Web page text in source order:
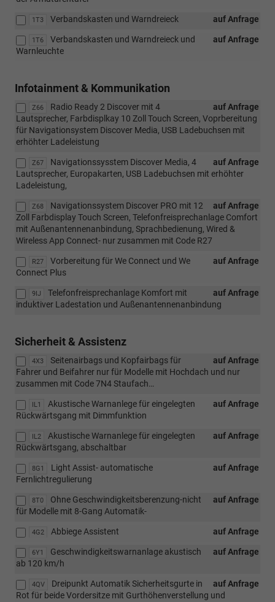
1T3 auf Anfrage
Verbandskasten und Warndreieck
1T6 auf Anfrage
Verbandskasten und Warndreieck und
Warnleuchte
Infotainment & Kommunikation
Z66 auf Anfrage
Radio Ready 2 Discover mit 4
Lautsprecher, Farbdisplkay 10 Zoll Touch Screen, Voprbereitung
für Navigationsystem Discover Media, USB Ladebuchsen mit
erhöhter Ladeleistung
Z67 auf Anfrage
Navigationssysstem Discover Media, 4
Lautsprecher, Europakarten, USB Ladebuchsen mit erhöhter
Ladeleistung,
Z68 auf Anfrage
Navigationssystem Discover PRO mit 12
Zoll Farbdisplay Touch Screen, Telefonfreisprechanlage Comfort
mit Außenantennenanbindung, Sprachbedienung, Wired &
Wireless App Connect- nur zusammen mit Code R27
R27 auf Anfrage
Vorbereitung für We Connect und We
Connect Plus
9IJ auf Anfrage
Telefonfreisprechanlage Komfort mit
induktiver Ladestation und Außenantennenanbindung
Sicherheit & Assistenz
4X3 auf Anfrage
Seitenairbags und Kopfairbags für
Fahrer und Beifahrer nur für Modelle mit Hochdach und nur
zusammen mit Code 7N4 Staufach…
IL1 auf Anfrage
Akustische Warnanlege für eingelegten
Rückwärtsgang mit Dimmfunktion
IL2 auf Anfrage
Akustische Warnanlege für eingelegten
Rückwärtsgang, abschaltbar
8G1 auf Anfrage
Light Assist- automatische
Fernlichtregulierung
8T0 auf Anfrage
Ohne Geschwindigkeitsberenzung-nicht
für Modelle mit 8-Gang Automatik-
4G2 auf Anfrage
Abbiege Assistent
6Y1 auf Anfrage
Geschwindigkeitswarnanlage akustisch
ab 120 km/h
4QV auf Anfrage
Dreipunkt Automatik Sicherheitsgurte in
Rot für beide Vordersitze mit Gurthöhenverstellung und